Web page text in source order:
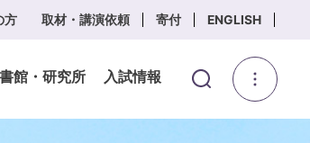
方 取材・講演依頼 寄付 ENGLISH
館・研究所 入試情報